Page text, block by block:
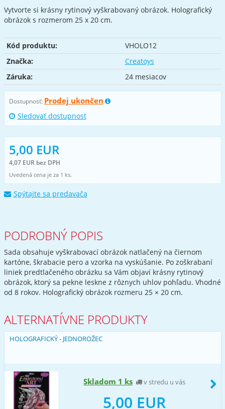
Vytvorte si krásny rytinový vyškrabovaný obrázok. Holografický
obrázok s rozmerom 25 x 20 cm.
Kód produktu:
VHOLO12
Značka:
Creatoys
Záruka:
24 mesiacov
Dostupnosť: Prodej ukončen
Sledovať dostupnost
5,00 EUR
4,07 EUR bez DPH
Uvedená cena je za 1 ks.
Spýtajte sa predavača
PODROBNÝ POPIS
Sada obsahuje vyškrabovací obrázok natlačený na čiernom
kartóne, škrabacie pero a vzorka na vyskúšanie. Po zoškrabaní
liniek predtlačeného obrázku sa Vám objaví krásny rytinový
obrázok, ktorý sa pekne leskne z rôznych uhlov pohľadu. Vhodné
od 8 rokov. Holografický obrázok rozmeru 25 × 20 cm.
ALTERNATÍVNE PRODUKTY
HOLOGRAFICKÝ - JEDNOROŽEC
Skladom 1 ks v stredu u vás
5,00 EUR